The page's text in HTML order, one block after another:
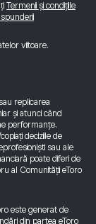
Termenii și condițiile
viitoare.
replicarea
și atunci când
performanțe.
deciziile de
sau ale
poate diferi de
al Comunității eToro
este generat de
din partea eToro